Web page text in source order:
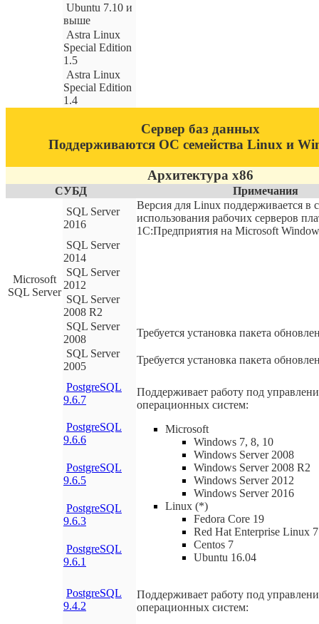
Ubuntu 7.10 и
выше
Astra Linux
Special Edition
1.5
Astra Linux
Special Edition
1.4
Сервер баз данных
Поддерживаются ОС семейства Linux и
Архитектура x86
СУБД Примечания
Microsoft
SQL Server
SQL Server
2016
Версия для Linux поддерживается в
использования рабочих серверов
1С:Предприятия на Microsoft
SQL Server
2014
SQL Server
2012
SQL Server
2008 R2
SQL Server
2008
Требуется установка пакета
SQL Server
2005
Требуется установка пакета
PostgreSQL
9.6.7
Поддерживает работу под
операционных систем:
Microsoft
Windows 7, 8, 10
Windows Server 2008
Windows Server 2008 R2
Windows Server 2012
Windows Server 2016
Linux (*)
Fedora Core 19
Red Hat Enterprise Linux 7
Centos 7
Ubuntu 16.04
PostgreSQL
9.6.6
PostgreSQL
9.6.5
PostgreSQL
9.6.3
PostgreSQL
9.6.1
PostgreSQL
9.4.2
Поддерживает работу под
операционных систем: